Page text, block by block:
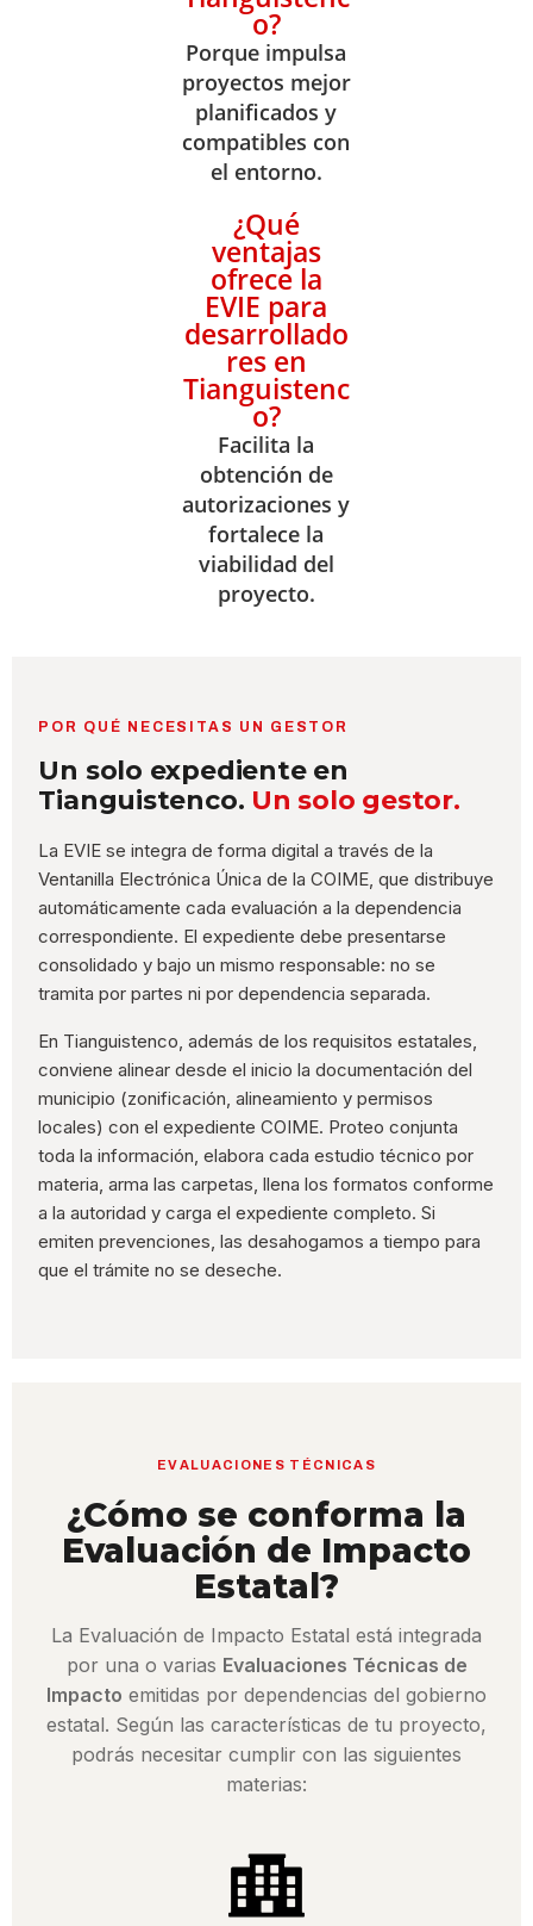
o?
Porque impulsa
proyectos mejor
planificados y
compatibles con
el entorno.
¿Qué
ventajas
ofrece la
EVIE para
desarrollado
res en
Tianguistenc
o?
Facilita la
obtención de
autorizaciones y
fortalece la
viabilidad del
proyecto.
POR QUÉ NECESITAS UN GESTOR
Un solo expediente en
Tianguistenco. Un solo gestor.
La EVIE se integra de forma digital a través de la
Ventanilla Electrónica Única de la COIME, que distribuye
automáticamente cada evaluación a la dependencia
correspondiente. El expediente debe presentarse
consolidado y bajo un mismo responsable: no se
tramita por partes ni por dependencia separada.
En Tianguistenco, además de los requisitos estatales,
conviene alinear desde el inicio la documentación del
municipio (zonificación, alineamiento y permisos
locales) con el expediente COIME. Proteo conjunta
toda la información, elabora cada estudio técnico por
materia, arma las carpetas, llena los formatos conforme
a la autoridad y carga el expediente completo. Si
emiten prevenciones, las desahogamos a tiempo para
que el trámite no se deseche.
EVALUACIONES TÉCNICAS
¿Cómo se conforma la
Evaluación de Impacto
Estatal?
La Evaluación de Impacto Estatal está integrada
por una o varias Evaluaciones Técnicas de
Impacto emitidas por dependencias del gobierno
estatal. Según las características de tu proyecto,
podrás necesitar cumplir con las siguientes
materias: